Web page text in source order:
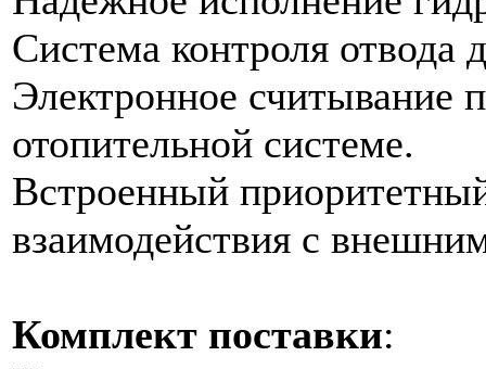
Система контроля отвода
Электронное считывание
отопительной системе.
Встроенный
взаимодействия с
Комплект поставки: